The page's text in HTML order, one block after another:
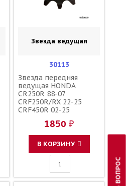
Звезда ведущая
30113
Звезда передняя
ведущая HONDA
CR250R 88-07
CRF250R/RX 22-25
CRF450R 02-25
CRF450RX 17-25
CR500R 88-01 зубов 13
/ MRP JTF284 253--520-
1850 ₽
В КОРЗИНУ